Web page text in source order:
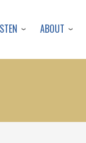
ABOUT